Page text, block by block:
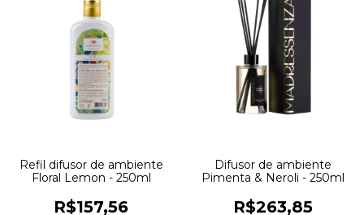
Refil difusor de ambiente
Floral Lemon - 250ml
R$157,56
Difusor de ambiente
Pimenta & Neroli - 250ml
R$263,85